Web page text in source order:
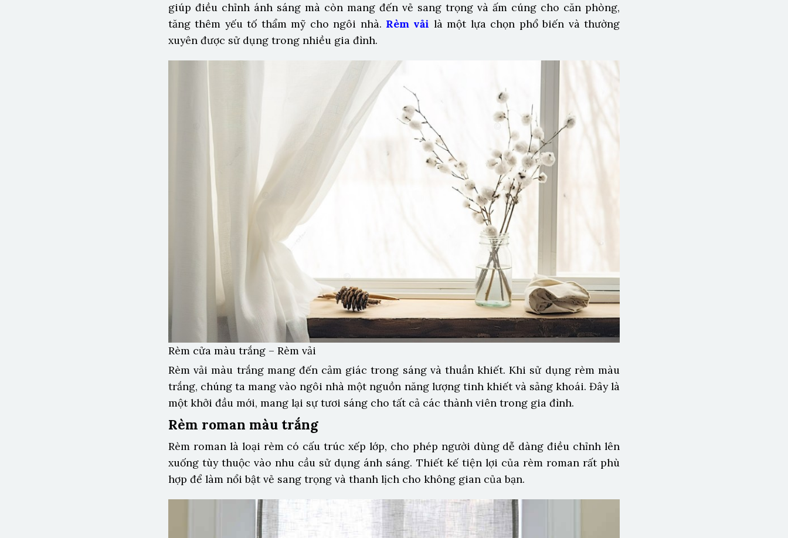
giúp điều chỉnh ánh sáng mà còn mang đến vẻ sang trọng và ấm cúng cho căn phòng,
tăng thêm yếu tố thẩm mỹ cho ngôi nhà. Rèm vải là một lựa chọn phổ biến và thường
xuyên được sử dụng trong nhiều gia đình.
Rèm cửa màu trắng – Rèm vải
Rèm vải màu trắng mang đến cảm giác trong sáng và thuần khiết. Khi sử dụng rèm màu
trắng, chúng ta mang vào ngôi nhà một nguồn năng lượng tinh khiết và sảng khoái. Đây là
một khởi đầu mới, mang lại sự tươi sáng cho tất cả các thành viên trong gia đình.
Rèm roman màu trắng
Rèm roman là loại rèm có cấu trúc xếp lớp, cho phép người dùng dễ dàng điều chỉnh lên
xuống tùy thuộc vào nhu cầu sử dụng ánh sáng. Thiết kế tiện lợi của rèm roman rất phù
hợp để làm nổi bật vẻ sang trọng và thanh lịch cho không gian của bạn.